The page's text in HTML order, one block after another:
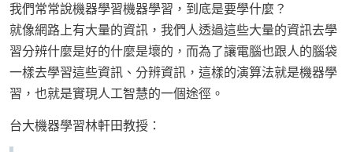
我們常常說機器學習機器學習，到底是要學什麼？
就像網路上有大量的資訊，我們人透過這些大量的資訊去學
習分辨什麼是好的什麼是壞的，而為了讓電腦也跟人的腦袋
一樣去學習這些資訊、分辨資訊，這樣的演算法就是機器學
習，也就是實現人工智慧的一個途徑。
台大機器學習林軒田教授：